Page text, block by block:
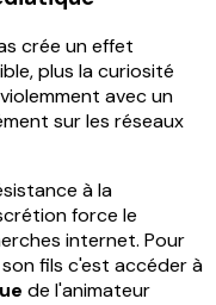
crée un effet
plus la curiosité
avec un
sur les réseaux
à la
force le
internet. Pour
fils c'est accéder à
de l'animateur